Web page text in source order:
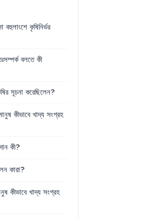
বহুলাংশে কৃষিনির্ভর
বলতে কী
সূচনা করেছিলেন?
কীভাবে খাদ্য সংগ্রহ
কী?
কারা?
কীভাবে খাদ্য সংগ্রহ